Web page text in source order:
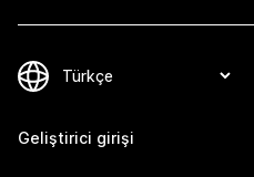
Geliştirici girişi